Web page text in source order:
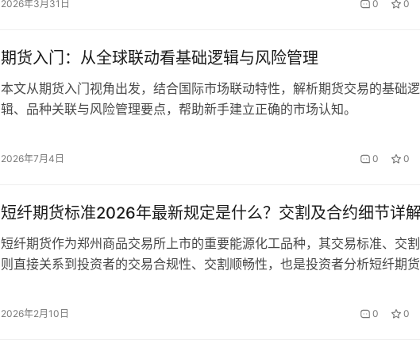
更加多元，不同交易模式下的头寸管理逻辑也出现了新的变化，对于投资
体系，是实现稳定…
2026年3月31日 0 0
期货入门：从全球联动看基础逻辑与风险管理
本文从期货入门视角出发，结合国际市场联动特性，解析期货交易的基础逻
辑、品种关联与风险管理要点，帮助新手建立正确的市场认知。
2026年7月4日 0 0
短纤期货标准2026年最新规定是什么？交割及合约细节详
短纤期货作为郑州商品交易所上市的重要能源化工品种，其交易标准、交
则直接关系到投资者的交易合规性、交割顺畅性，也是投资者分析短纤期货
的完善，短纤期货标准出现了部分调整，尤其是春节期间的保证金和涨跌停
2026年2月10日 0 0